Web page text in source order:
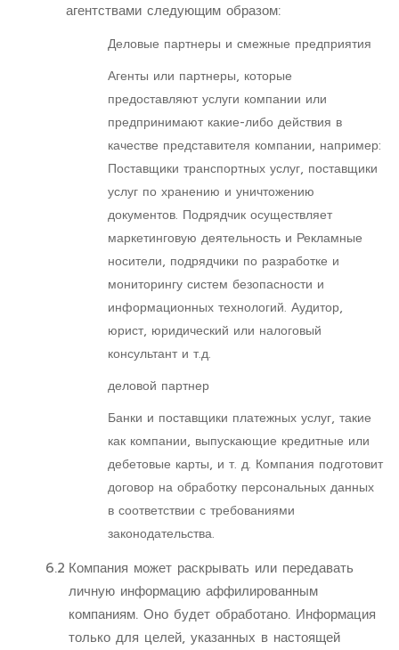
агентствами следующим образом:
Деловые партнеры и смежные предприятия
Агенты или партнеры, которые
предоставляют услуги компании или
предпринимают какие-либо действия в
качестве представителя компании, например:
Поставщики транспортных услуг, поставщики
услуг по хранению и уничтожению
документов. Подрядчик осуществляет
маркетинговую деятельность и Рекламные
носители, подрядчики по разработке и
мониторингу систем безопасности и
информационных технологий. Аудитор,
юрист, юридический или налоговый
консультант и т.д.
деловой партнер
Банки и поставщики платежных услуг, такие
как компании, выпускающие кредитные или
дебетовые карты, и т. д. Компания подготовит
договор на обработку персональных данных
в соответствии с требованиями
законодательства.
6.2 Компания может раскрывать или передавать
личную информацию аффилированным
компаниям. Оно будет обработано. Информация
только для целей, указанных в настоящей